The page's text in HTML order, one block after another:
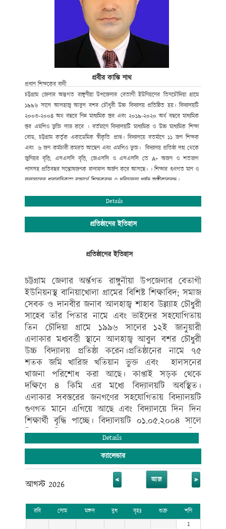
Al-haj Md. Azam Khan Chowdhury
President , School Managing Committee
Al-haj Abul Bashar Chowdhury High School,
Rangunia, Chittagong.
প্রবীর কান্তি নাথ
প্রধান শিক্ষকের বাণী
চট্টগ্রাম জেলার অন্তগত রাঙ্গুনীয়া উপজেলার বেতাগী ইউনিয়নের তিনচৌদিয়া গ্রামে
১৯৯৬ সালে আলহাজ্ব আবুল বশর চৌধুরী উচ্চ বিদ্যালয় প্রতিষ্ঠিত হয়। বিদ্যালয়টি
২০০৩-২০০৪ অথ বছরে নিম্ন মাধ্যমিক স্তর এবং ২০১৯-২০২০ অর্থ বছরে মাধ্যমিক
স্তর এমপিও ভুক্তি লাভ করে । বর্তমানে বিদ্যালয়টি মাধ্যমিক ও উচ্চ মাধ্যমিক শিক্ষা
বোড, চট্টগ্রাম কর্তৃক একাডেমিক স্বীকৃতি প্রাপ্ত। বিদ্যালয়ে বতর্মানে ১১ জন শিক্ষক
এবং ৬ জন কর্মচারী কমরত আছেন এবং এমপিও ভুক্ত। বিদ্যালয় প্রতিষ্ঠা লগ্ন থেকে
জুনিয়র বৃত্তি; এসএসসি বৃত্তি, জেএসসি ও এসএসসি তে A+ অজন ও শতভাগ
পাসসহ প্রতিবছর সন্তোষজনক ফলাফল অর্জন করে আসছে। । শিক্ষার গুণগত মান ও
ফলাফলের ধারাবাহিকতা রক্ষার্থে শিক্ষকবৃন্দ ও পরিচালনা পর্ষদ অঙ্গীকারাবদ্ধ।
আমি বিদ্যালয়ের উত্তরোত্তর সফলতা কামনা করি।
প্রধান শিক্ষক/সম্পাদক
Details
প্রতিষ্ঠানের ইতিহাস
প্রতিষ্ঠানের ইতিহাস
চট্টগ্রাম জেলার অর্ন্তগত রাঙ্গুনীয়া উপজেলার বেতাগী
ইউনিয়নস্থ বানিয়াখোলা গ্রামের বিশিষ্ট শিক্ষাবিদ; সমাজ
সেবক ও দানবীর জনাব আলহাজ্ব শাহাব উল্ল্যাহ চৌধুরী
সাহেব তাঁর পিতার নামে এবং ভাইদের সহযোগিতায়
তিন চৌদিয়া গ্রামে ১৯৯৬ সালের ১২ই জানুয়ারী
এলাকার মধ্যবর্ত্তী স্থানে আলহাজ্ব আবুল বশর চৌধুরী
উচ্চ বিদ্যালয় প্রতিষ্ঠা করেন।প্রতিষ্ঠানের নামে ৭৫
শতক জমি খারিজ খতিয়ান ভুক্ত এবং হালসনের
খাজনা পরিশোধ করা আছে। কাপ্তাই সড়ক থেকে
দক্ষিণে ৪ কিমি এর মধ্যে বিদ্যালয়টি অবস্থিত।
এলাকার সবস্তরের জনগণের সহযোগিতায় বিদ্যালয়টি
গুণগত মানে এগিয়ে আছে এবং বিদ্যালয়ে দিন দিন
শিক্ষার্থী বৃদ্ধি পাচ্ছে। বিদ্যালয়টি ০১.০৫.২০০৪ সালে
নিম্ন মাধ্যমিক স্তর এবং ০১/০৭/২০১৯ সালে মাধ্যমিক
স্তর এমপিও ভুক্তি লাভ করে এর বর্তমানে শিক্ষা বোর্ড
কর্তৃক একাডেমিক (বিজ্ঞান, মানবিক ও ব্যবসায় শিক্ষা
শাখা) স্বীকৃতি প্রাপ্ত। বিদ্যালয়ে বর্তমানে দুই কক্ষ
বিশিষ্ঠ একতলা ভবন ১টি ও চারতলা বিশিষ্ঠ ভবন ১টি
বিদ্যমান। বিদ্যালয়টি প্রতিষ্ঠার পর থেকে গ্রামীণ শিক্ষা
ব্যবস্থাকে এগিয়ে নিয়ে যাওয়ার লক্ষ্যে অগ্রণী ভূমিকা
পালন করে আসছে।
Details
ক্যালেন্ডার
আগস্ট 2026 < আজ >
রবি সোম মঙ্গল বুধ বৃহঃ শুক্র
শনি
1